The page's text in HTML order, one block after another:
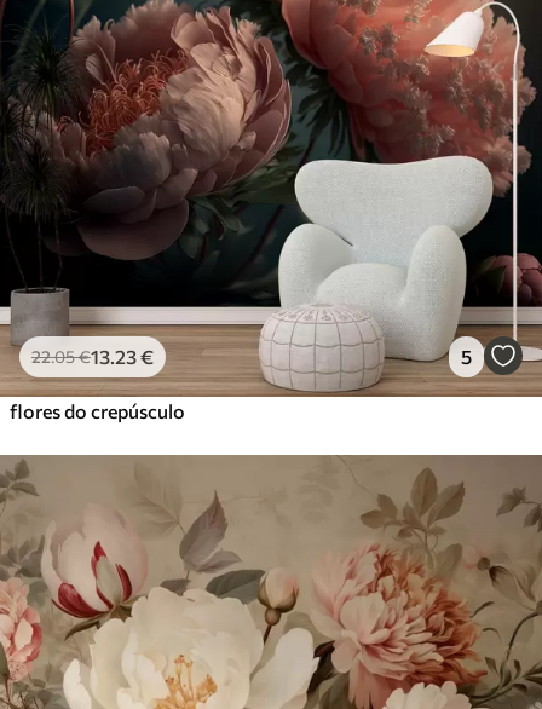
22.05€13 .23€ 5
flores do crepúsculo